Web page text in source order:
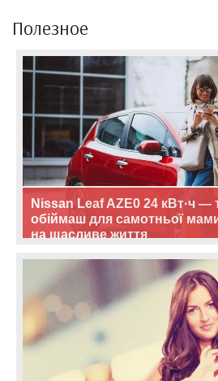
Полезное
Nissan Leaf AZE0 24 кВт·ч —
обіймаш для самотньої
на щасливе життя